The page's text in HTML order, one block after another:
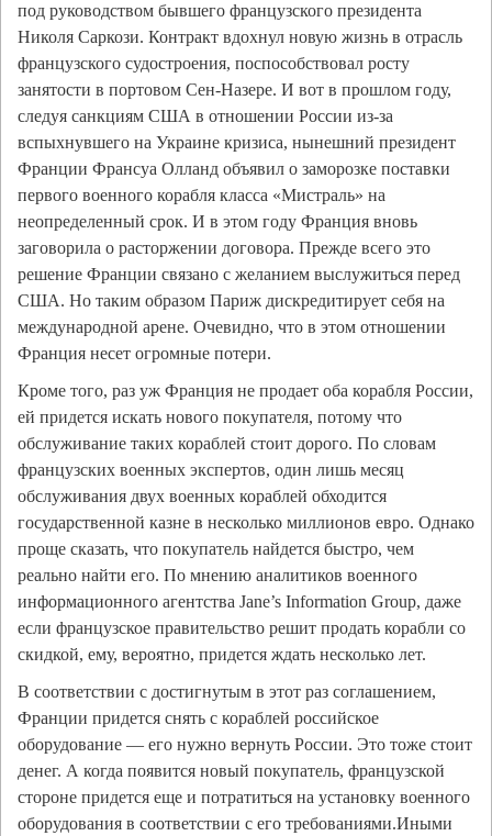
под руководством бывшего французского президента
Николя Саркози. Контракт вдохнул новую жизнь в отрасль
французского судостроения, поспособствовал росту
занятости в портовом Сен-Назере. И вот в прошлом году,
следуя санкциям США в отношении России из-за
вспыхнувшего на Украине кризиса, нынешний президент
Франции Франсуа Олланд объявил о заморозке поставки
первого военного корабля класса «Мистраль» на
неопределенный срок. И в этом году Франция вновь
заговорила о расторжении договора. Прежде всего это
решение Франции связано с желанием выслужиться перед
США. Но таким образом Париж дискредитирует себя на
международной арене. Очевидно, что в этом отношении
Франция несет огромные потери.
Кроме того, раз уж Франция не продает оба корабля России,
ей придется искать нового покупателя, потому что
обслуживание таких кораблей стоит дорого. По словам
французских военных экспертов, один лишь месяц
обслуживания двух военных кораблей обходится
государственной казне в несколько миллионов евро. Однако
проще сказать, что покупатель найдется быстро, чем
реально найти его. По мнению аналитиков военного
информационного агентства Jane’s Information Group, даже
если французское правительство решит продать корабли со
скидкой, ему, вероятно, придется ждать несколько лет.
В соответствии с достигнутым в этот раз соглашением,
Франции придется снять с кораблей российское
оборудование — его нужно вернуть России. Это тоже стоит
денег. А когда появится новый покупатель, французской
стороне придется еще и потратиться на установку военного
оборудования в соответствии с его требованиями.Иными